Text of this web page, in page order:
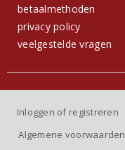
betaalmethoden
privacy policy
veelgestelde vragen
Inloggen of registreren
Algemene voorwaarden